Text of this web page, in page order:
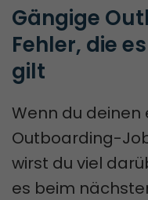
Gängige
Fehler, die
gilt
Wenn du deinen
Outboarding-
wirst du viel
es beim